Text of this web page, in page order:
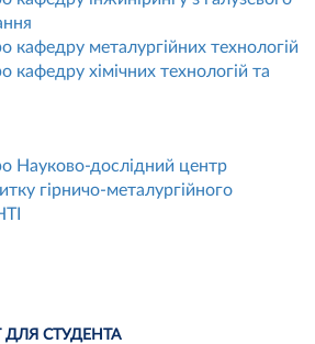
кафедру металургійних технологій
кафедру хімічних технологій та
Науково-дослідний центр
гірничо-металургійного
ДЛЯ СТУДЕНТА